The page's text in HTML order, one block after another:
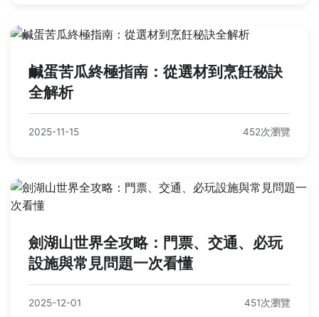
鹹蛋苦瓜終極指南：從選材到烹飪秘訣
全解析
2025-11-15 452次瀏覽
劍湖山世界全攻略：門票、交通、必玩
設施與常見問題一次看懂
2025-12-01 451次瀏覽